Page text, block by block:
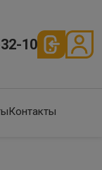
10
Контакты